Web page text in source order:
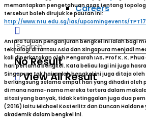
Careers
No Result
View All Result
memantapkan pengetahuan asas tentang
tersebut boleh dirujuk ke pautan ini:
http://www.ntu.edu.sg/ias/upcomingevents/
Antara tujuan penganjuran bengkel ini ialah bagi
teknologi di rantau Asia dan Singapura menjadi
kali diperkatakan oleh Pengarah IAS, Prof K. K.
hari pertama bengkel. Kata beliau lagi ini juga
Singapura tak hairanlah bengkel ini juga ditaja oleh
berlangsung selama empat hari yang dihadiri
di mana nama-nama mereka tertera dalam
sitasi yang banyak, tidak ketinggalan juga dua
(2016) iaitu Michael Kosterlitz dan Duncan
akademik dalam bengkel ini.